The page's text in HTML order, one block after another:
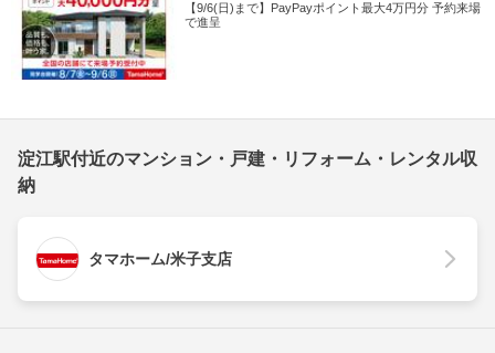
【9/6(日)まで】PayPayポイント最大4万円分 予約来場
で進呈
淀江駅付近のマンション・戸建・リフォーム・レンタル収
納
タマホーム/米子支店